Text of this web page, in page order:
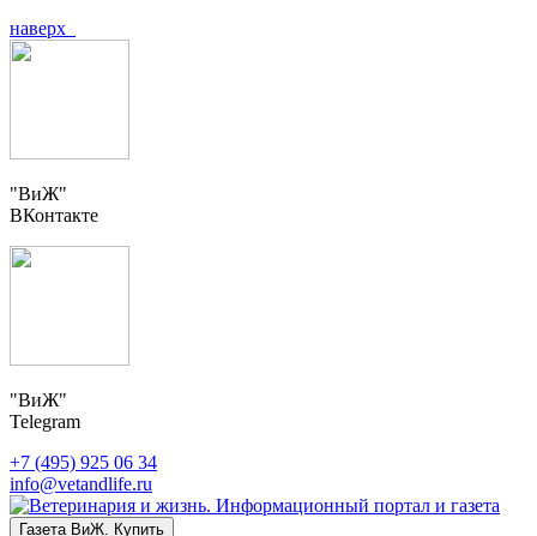
наверх
"ВиЖ"
ВКонтакте
"ВиЖ"
Telegram
+7 (495) 925 06 34
info@vetandlife.ru
Газета ВиЖ. Купить